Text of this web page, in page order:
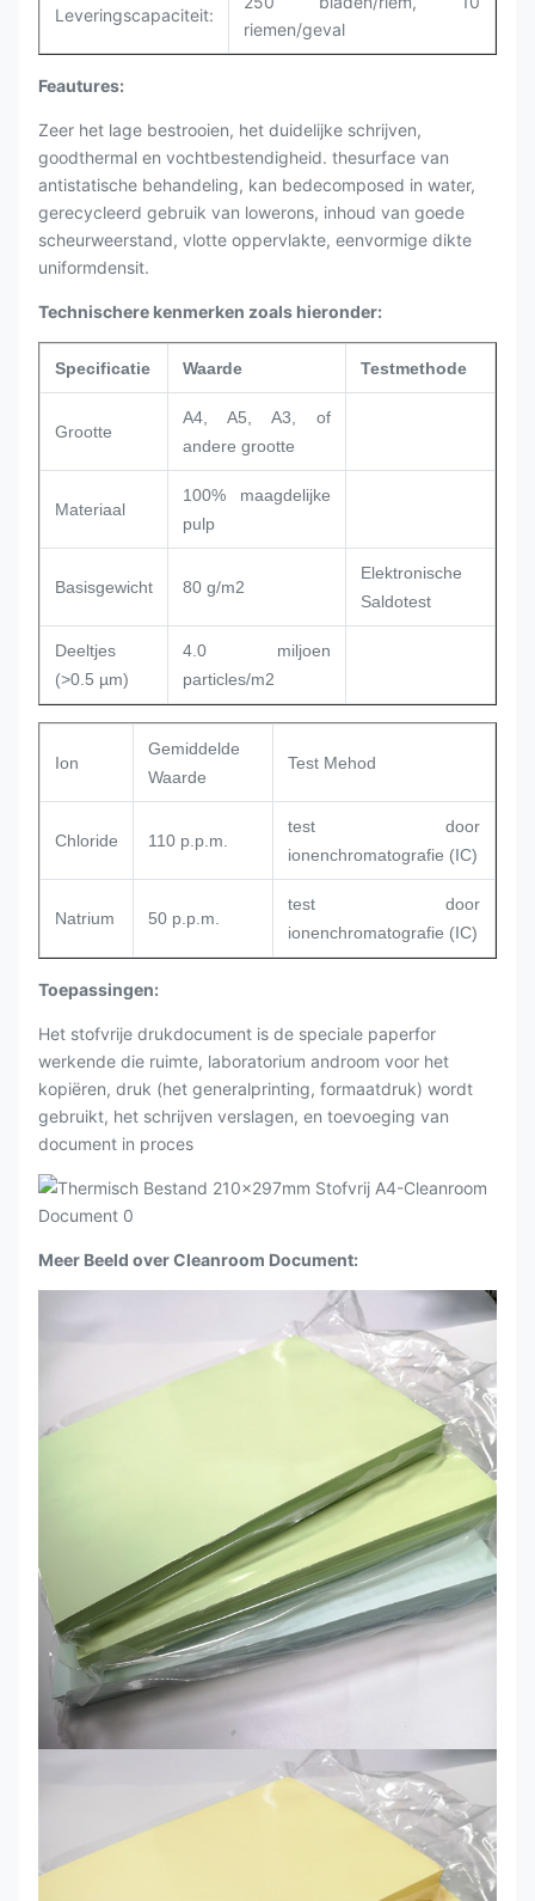
Leveringscapaciteit:
riemen/geval
Feautures:
Zeer het lage bestrooien, het duidelijke schrijven,
goodthermal en vochtbestendigheid. thesurface van
antistatische behandeling, kan bedecomposed in water,
gerecycleerd gebruik van lowerons, inhoud van goede
scheurweerstand, vlotte oppervlakte, eenvormige dikte
uniformdensit.
Technischere kenmerken zoals hieronder:
Specificatie Waarde Testmethode
Grootte
A4, A5, A3, of
andere grootte
Materiaal
100% maagdelijke
pulp
Basisgewicht 80 g/m2
Elektronische
Saldotest
Deeltjes
(>0.5 µm)
4.0 miljoen
particles/m2
Ion
Gemiddelde
Waarde
Test Mehod
Chloride 110 p.p.m.
test door
ionenchromatografie (IC)
Natrium 50 p.p.m.
test door
ionenchromatografie (IC)
Toepassingen:
Het stofvrije drukdocument is de speciale paperfor
werkende die ruimte, laboratorium androom voor het
kopiëren, druk (het generalprinting, formaatdruk) wordt
gebruikt, het schrijven verslagen, en toevoeging van
document in proces
Meer Beeld over Cleanroom Document: